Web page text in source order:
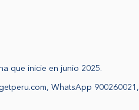
que inicie en junio 2025.
WhatsApp 900260021,